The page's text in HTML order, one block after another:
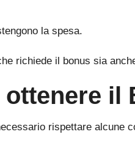
la spesa.
richiede il bonus sia
il
rispettare alcune